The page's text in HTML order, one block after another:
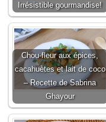
Irrésistible gourmandise!
Chou-fleur aux épices,
cacahuètes et lait de coco
– Recette de Sabrina
Ghayour